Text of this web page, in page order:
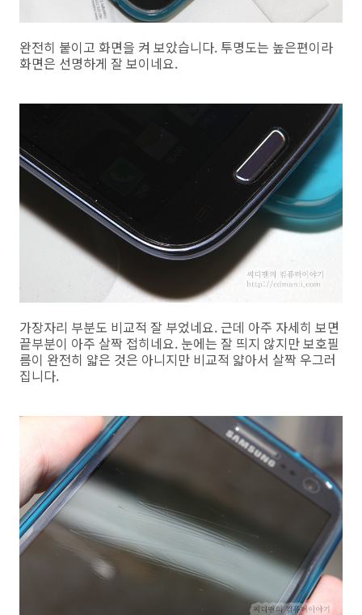
완전히 붙이고 화면을 켜 보았습니다. 투명도는 높은편이라
화면은 선명하게 잘 보이네요.
가장자리 부분도 비교적 잘 부었네요. 근데 아주 자세히 보면
끝부분이 아주 살짝 접히네요. 눈에는 잘 띄지 않지만 보호필
름이 완전히 얇은 것은 아니지만 비교적 얇아서 살짝 우그러
집니다.